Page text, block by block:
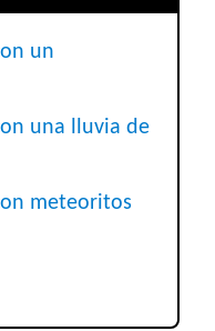
un
una lluvia de
meteoritos